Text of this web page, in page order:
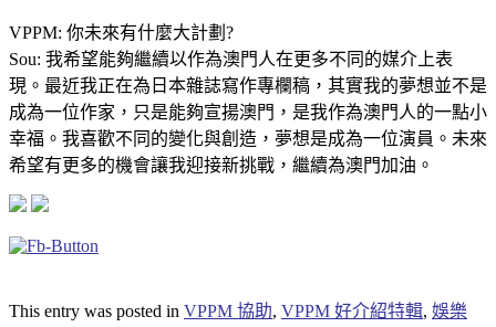
VPPM: 你未來有什麼大計劃?
Sou: 我希望能夠繼續以作為澳門人在更多不同的媒介上表
現。最近我正在為日本雜誌寫作專欄稿，其實我的夢想並不是
成為一位作家，只是能夠宣揚澳門，是我作為澳門人的一點小
幸福。我喜歡不同的變化與創造，夢想是成為一位演員。未來
希望有更多的機會讓我迎接新挑戰，繼續為澳門加油。
This entry was posted in VPPM 協助, VPPM 好介紹特輯, 娛樂